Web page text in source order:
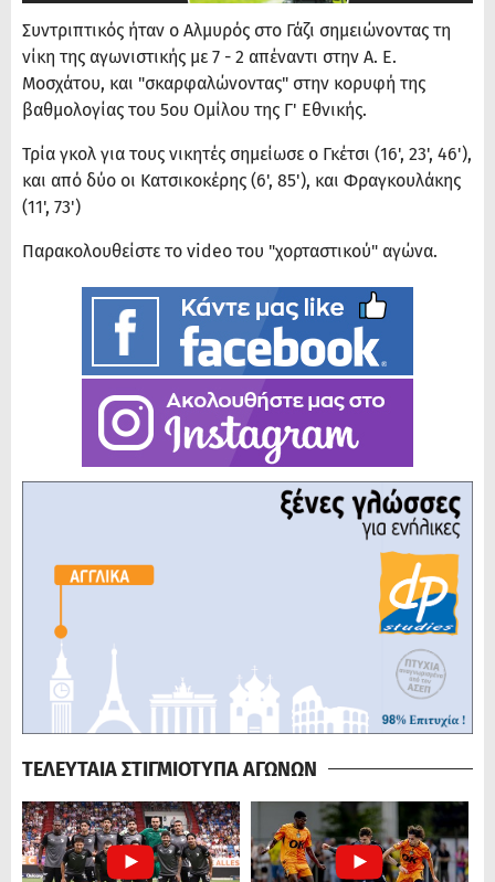
Συντριπτικός ήταν ο Αλμυρός στο Γάζι σημειώνοντας τη
νίκη της αγωνιστικής με 7 - 2 απέναντι στην Α. Ε.
Μοσχάτου, και "σκαρφαλώνοντας" στην κορυφή της
βαθμολογίας του 5ου Ομίλου της Γ' Εθνικής.
Τρία γκολ για τους νικητές σημείωσε ο Γκέτσι (16', 23', 46'),
και από δύο οι Κατσικοκέρης (6', 85'), και Φραγκουλάκης
(11', 73')
Παρακολουθείστε το video του "χορταστικού" αγώνα.
ΤΕΛΕΥΤΑΙΑ ΣΤΙΓΜΙΟΤΥΠΑ ΑΓΩΝΩΝ